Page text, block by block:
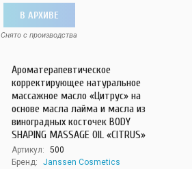
В АРХИВЕ
Снято с производства
Ароматерапевтическое
корректирующее натуральное
массажное масло «Цитрус» на
основе масла лайма и масла из
виноградных косточек BODY
SHAPING MASSAGE OIL «CITRUS»
Артикул:
500
Бренд:
Janssen Cosmetics